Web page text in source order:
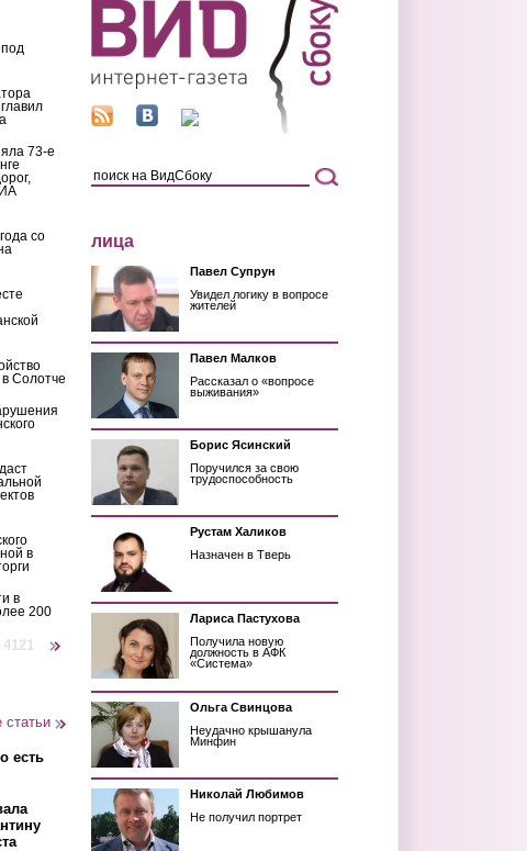
73-е
со
Солотче
в
в
200
4121
статьи
есть
лица
Павел Супрун
Увидел логику в вопросе
жителей
Павел Малков
Рассказал о «вопросе
выживания»
Борис Ясинский
Поручился за свою
трудоспособность
Рустам Халиков
Назначен в Тверь
Лариса Пастухова
Получила новую
должность в АФК
«Система»
Ольга Свинцова
Неудачно крышанула
Минфин
Николай Любимов
Не получил портрет